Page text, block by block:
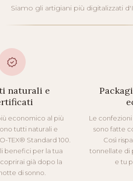
Siamo gli artigiani più digitalizzati
naturali e
economico al più
tutti naturali e
TEX® Standard 100.
benefici per la tua
già dopo la
di sonno.
Le
sono fatte
Così
tonnellate di
e tu